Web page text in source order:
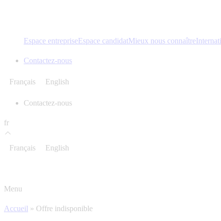
Espace entrepriseEspace candidatMieux nous connaître
Contactez-nous
Français English
Contactez-nous
fr
Français English
Menu
Accueil » Offre indisponible